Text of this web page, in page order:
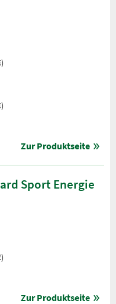
Zur Produktseite
Sport Energie
Zur Produktseite